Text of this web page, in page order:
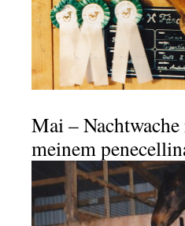
Mai –
meinem